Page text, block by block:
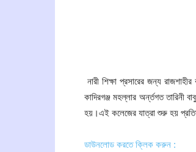
নারী শিক্ষা প্রসারের জন্য
কাদিরগঞ্জ মহল্লার অর্ন্তগত তারিনী
হয়।এই কলেজের যাত্রা শুরু হয়
ডাউনলোড করতে ক্লিক করুন :